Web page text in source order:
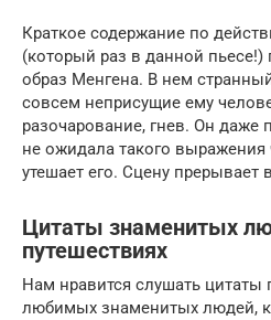
Краткое содержание по
(который раз в данной пьесе!)
образ Менгена. В нем
совсем неприсущие ему
разочарование, гнев. Он даже
не ожидала такого выражения
утешает его. Сцену прерывает
Цитаты знаменитых
путешествиях
Нам нравится слушать цитаты
любимых знаменитых людей,